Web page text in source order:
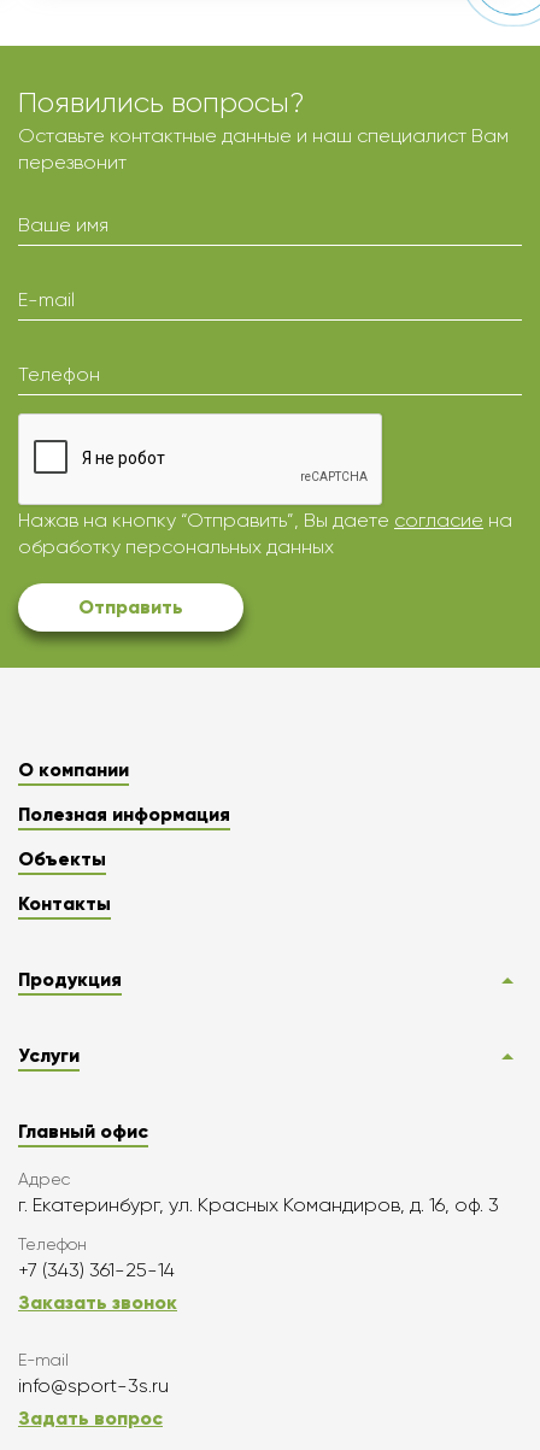
Появились вопросы?
Оставьте контактные данные и наш специалист Вам
перезвонит
Ваше имя
E-mail
Телефон
Нажав на кнопку “Отправить”, Вы даете согласие на
обработку персональных данных
Отправить
О компании
Полезная информация
Объекты
Контакты
Продукция
Услуги
Главный офис
Адрес
г. Екатеринбург, ул. Красных Командиров, д. 16, оф. 3
Телефон
+7 (343) 361-25-14
Заказать звонок
E-mail
info@sport-3s.ru
Задать вопрос